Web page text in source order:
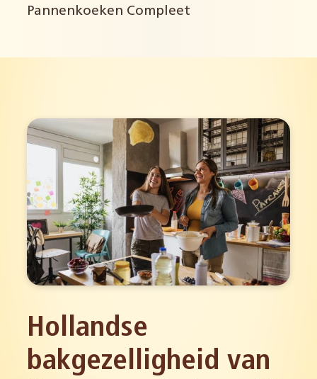
Pannenkoeken Compleet
Hollandse
bakgezelligheid van